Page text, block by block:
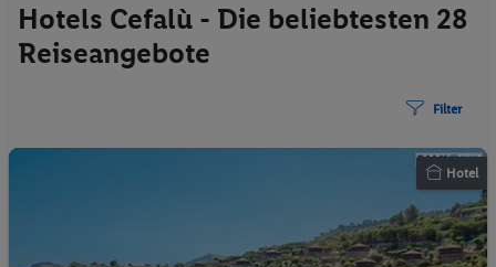
Hotels Cefalù - Die beliebtesten 28
Reiseangebote
Filter
Hotel